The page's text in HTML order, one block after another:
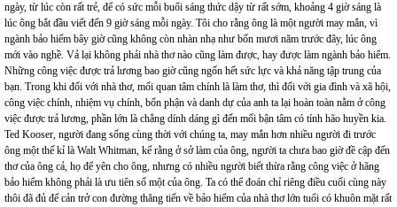
ngày, từ lúc còn rất trẻ, để có sức mỗi buổi sáng thức dậy từ rất sớm, khoảng 4 giờ sáng là
lúc ông bắt đầu viết đến 9 giờ sáng mỗi ngày. Tôi cho rằng ông là một người may mắn, vì
ngành bảo hiểm bây giờ cũng không còn nhàn nhạ như bốn mươi năm trước đây, lúc ông
mới vào nghề. Vả lại không phải nhà thơ nào cũng làm được, hay được làm ngành bảo hiểm.
Những công việc được trả lương bao giờ cũng ngốn hết sức lực và khả năng tập trung của
bạn. Trong khi đối với nhà thơ, mối quan tâm chính là làm thơ, thì đối với gia đình và xã hội,
công việc chính, nhiệm vụ chính, bổn phận và danh dự của anh ta lại hoàn toàn nằm ở công
việc được trả lương, phần lớn là chẳng dính dáng gì đến mối bận tâm có tính hão huyền kia.
Ted Kooser, người đang sống cùng thời với chúng ta, may mắn hơn nhiều người đi trước
ông một thế kỉ là Walt Whitman, kể rằng ở sở làm của ông, người ta chưa bao giờ đề cập đến
thơ của ông cả, họ để yên cho ông, nhưng có nhiều người biết thừa rằng công việc ở hãng
bảo hiểm không phải là ưu tiên số một của ông. Ta có thể đoán chỉ riêng điều cuối cùng này
thôi đã đủ để cản trở con đường thăng tiến về bảo hiểm của nhà thơ lớn tuổi có khuôn mặt rất